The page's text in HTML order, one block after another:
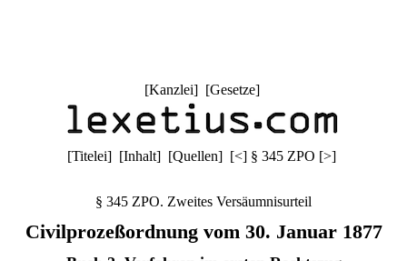
[Kanzlei] [Gesetze]
[Titelei] [Inhalt] [Quellen] [<] § 345 ZPO [>]
§ 345 ZPO. Zweites Versäumnisurteil
Civilprozeßordnung vom 30. Januar 1877